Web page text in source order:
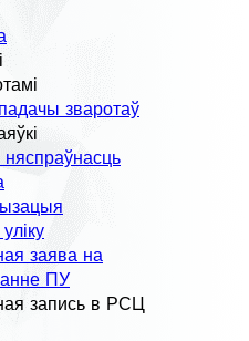
зваротаў
заява на
ПУ
запись в РСЦ